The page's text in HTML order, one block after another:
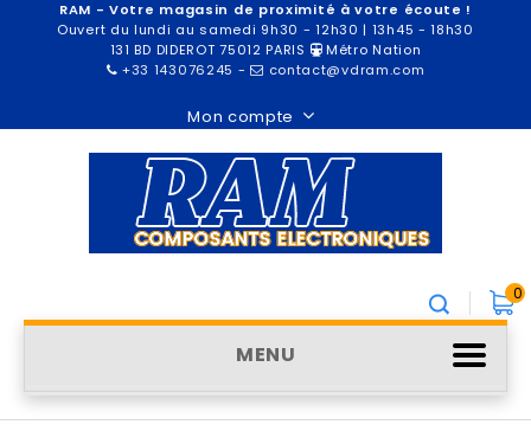
RAM - Votre magasin de proximité à votre écoute !
Ouvert du lundi au samedi 9h30 - 12h30 | 13h45 - 18h30
131 BD DIDEROT 75012 PARIS
Métro Nation
+33 143076245 - contact@vdram.com
Mon compte
0
MENU